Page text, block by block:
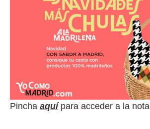
Pincha aquípara acceder a la nota